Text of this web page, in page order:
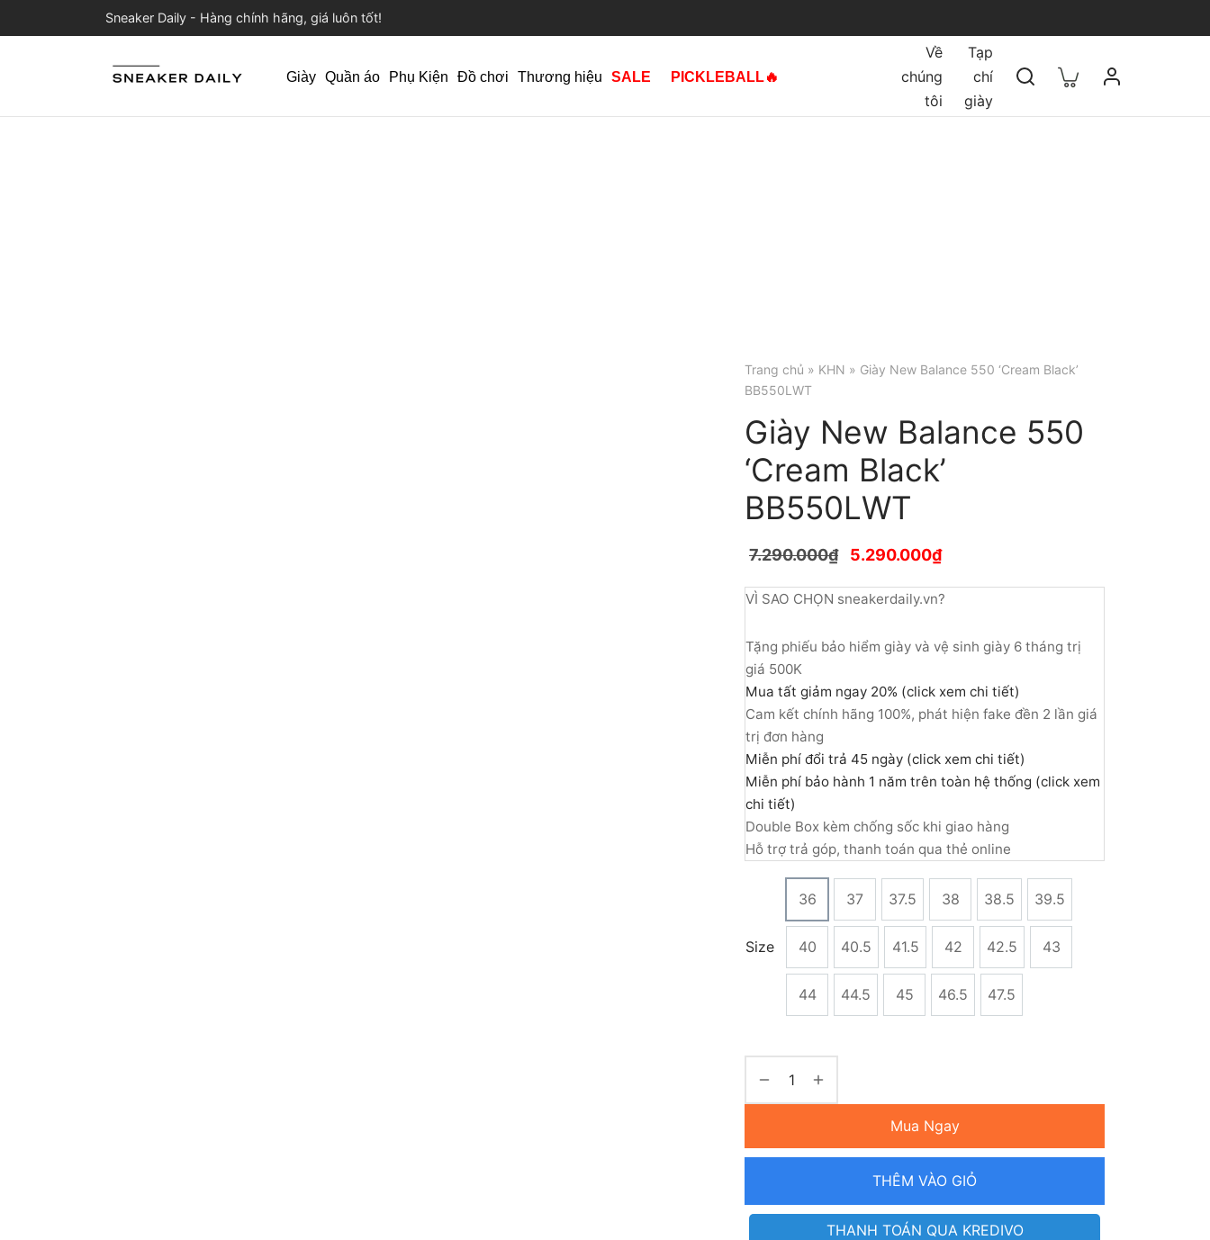
Sneaker Daily - Hàng chính hãng, giá luôn tốt!
Giày Quần áo Phụ Kiện Đồ chơi Thương hiệu SALE PICKLEBALL🔥
Về
chúng
tôi
Tạp
chí
giày
Trang chủ » KHN » Giày New Balance 550 ‘Cream Black’
BB550LWT
Giày New Balance 550
‘Cream Black’
BB550LWT
7.290.000₫ 5.290.000₫
VÌ SAO CHỌN sneakerdaily.vn?
Tặng phiếu bảo hiểm giày và vệ sinh giày 6 tháng trị
giá 500K
Mua tất giảm ngay 20% (click xem chi tiết)
Cam kết chính hãng 100%, phát hiện fake đền 2 lần giá
trị đơn hàng
Miễn phí đổi trả 45 ngày (click xem chi tiết)
Miễn phí bảo hành 1 năm trên toàn hệ thống (click xem
chi tiết)
Double Box kèm chống sốc khi giao hàng
Hỗ trợ trả góp, thanh toán qua thẻ online
Size
36 37 37.5 38 38.5 39.5
40 40.5 41.5 42 42.5 43
44 44.5 45 46.5 47.5
Mua Ngay
THÊM VÀO GIỎ
THANH TOÁN QUA KREDIVO